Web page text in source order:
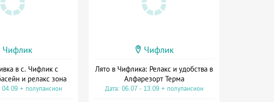
Чифлик
в с. Чифлик с
и релакс зона
+ полупансион
Чифлик
Лято в Чифлика: Релакс и удобства в
Алфарезорт Терма
Дата: 06.07 - 13.09 + полупансион